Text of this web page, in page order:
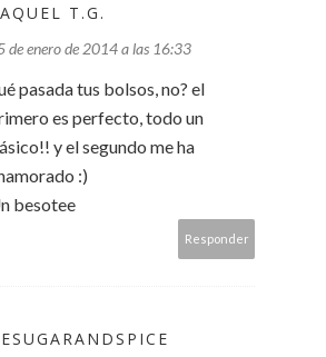
T.G.
de enero de 2014 a las 16:33
pasada tus bolsos, no? el
es perfecto, todo un
y el segundo me ha
:)
besotee
Responder